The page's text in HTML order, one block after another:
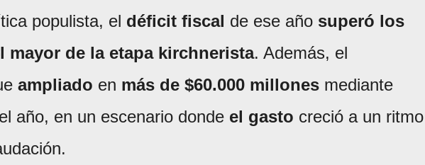
populista, el déficit fiscal de ese año superó los
mayor de la etapa kirchnerista. Además, el
ampliado en más de $60.000 millones mediante
año, en un escenario donde el gasto creció a un ritmo